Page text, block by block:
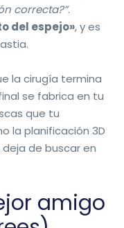
correcta?”.
del espejo», y es
la cirugía termina
se fabrica en tu
que tu
la planificación 3D
de buscar en
amigo